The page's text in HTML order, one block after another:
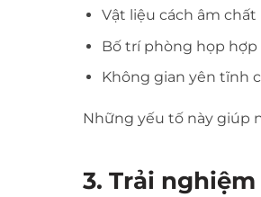
Vật liệu cách âm chất
Bố trí phòng họp hợp
Không gian yên tĩnh
Những yếu tố này giúp
3. Trải